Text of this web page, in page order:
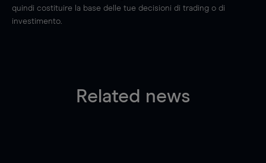
quindi costituire la base delle tue decisioni di trading o di
investimento.
Related news